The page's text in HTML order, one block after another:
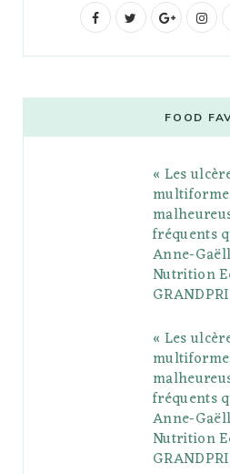
F
b
t
G
g
l
e
P
l
s
I
t
a
g
r
a
m
FOOD
« Les
fréquents
Anne-
Nutrition
« Les
fréquents
Anne-
Nutrition